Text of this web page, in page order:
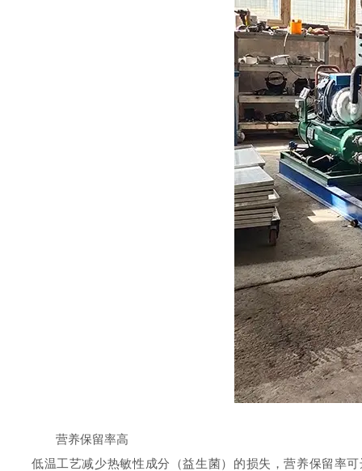
营养保留率高
低温工艺减少热敏性成分（益生菌）的损失，营养保留率